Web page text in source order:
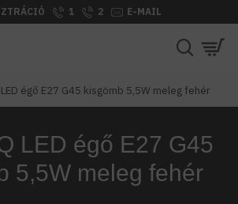
1 2 E-MAIL
égő E27 G45 kisgömb 5,5W meleg fehér
LED égő E27 G45
5,5W meleg fehér